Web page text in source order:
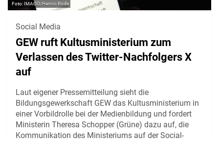
IMAGO/Hanno Bode
Social Media
GEW ruft Kultusministerium zum
Verlassen des Twitter-Nachfolgers X
auf
Laut eigener Pressemitteilung sieht die
Bildungsgewerkschaft GEW das Kultusministerium in
einer Vorbildrolle bei der Medienbildung und fordert
Ministerin Theresa Schopper (Grüne) dazu auf, die
Kommunikation des Ministeriums auf der Social-